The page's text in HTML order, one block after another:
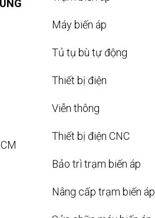
Máy biến áp
Tủ tụ bù tự động
Thiết bị điện
Viễn thông
Thiết bị điện CNC
Bảo trì trạm biến áp
Nâng cấp trạm biến áp